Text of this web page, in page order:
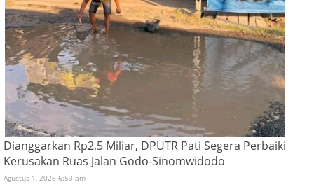
Dianggarkan Rp2,5 Miliar, DPUTR Pati Segera Perbaiki
Kerusakan Ruas Jalan Godo-Sinomwidodo
Agustus 1, 2026 6:53 am